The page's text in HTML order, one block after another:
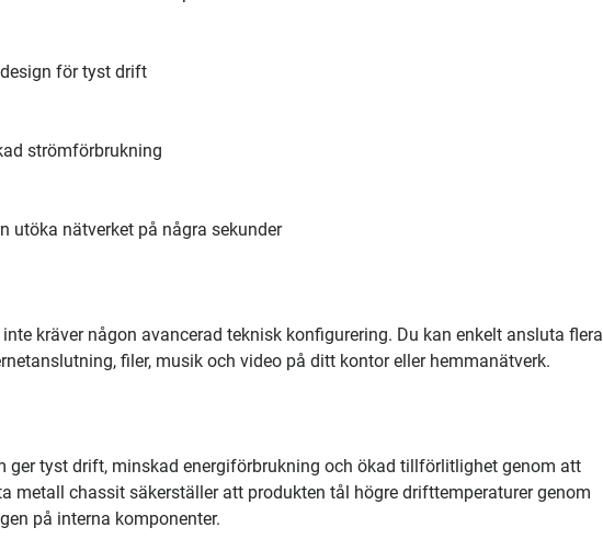
för tyst drift
strömförbrukning
utöka nätverket på några sekunder
kräver någon avancerad teknisk konfigurering. Du kan enkelt ansluta flera
filer, musik och video på ditt kontor eller hemmanätverk.
ger tyst drift, minskad energiförbrukning och ökad tillförlitlighet genom att
metall chassit säkerställer att produkten tål högre drifttemperaturer genom
på interna komponenter.